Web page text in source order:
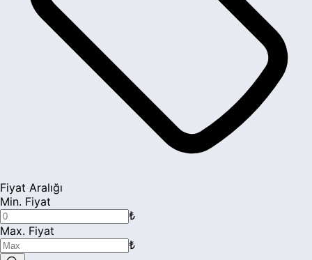
Fiyat Aralığı
Min. Fiyat
₺
Max. Fiyat
₺